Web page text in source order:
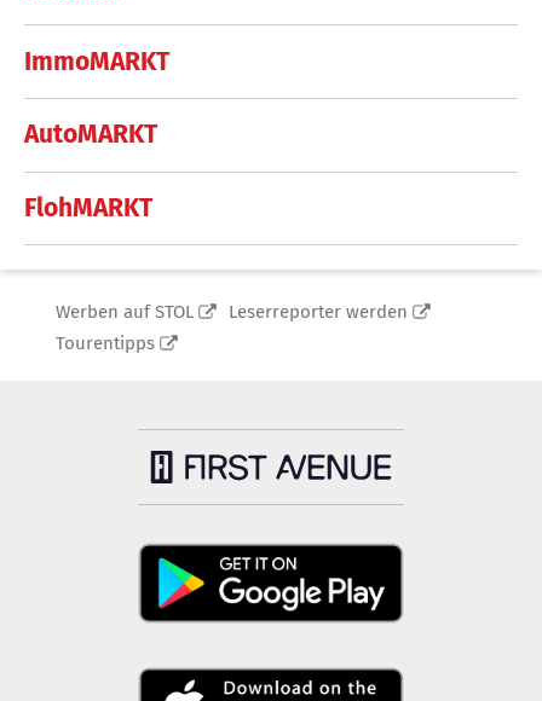
ImmoMARKT
AutoMARKT
FlohMARKT
Werben auf STOL
Leserreporter werden
Tourentipps